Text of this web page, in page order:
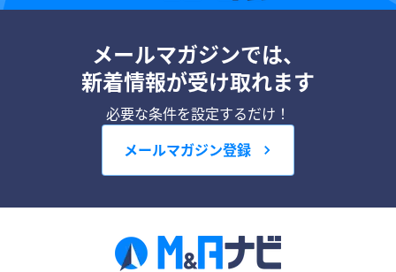
メールマガジンでは、
新着情報が受け取れます
必要な条件を設定するだけ！
メールマガジン登録